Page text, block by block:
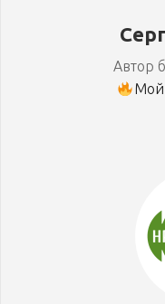
Автор
Мой